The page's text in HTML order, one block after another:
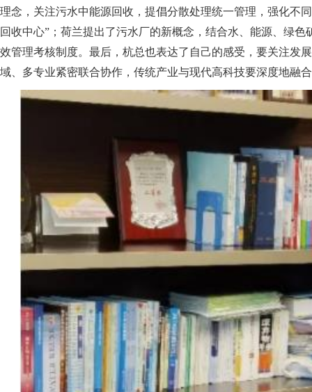
理念，关注污水中能源回收，提倡分散处理统一管理，强化不
回收中心”；荷兰提出了污水厂的新概念，结合水、能源、绿
效管理考核制度。最后，杭总也表达了自己的感受，要关注发
域、多专业紧密联合协作，传统产业与现代高科技要深度地融